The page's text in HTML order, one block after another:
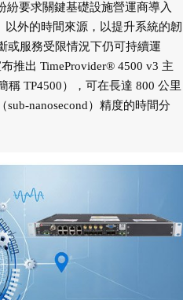
紛要求關鍵基礎設施營運商導入
以外的時間來源，以提升系統的韌
或服務受限情況下仍可持續運
推出 TimeProvider® 4500 v3 主
稱 TP4500），可在長達 800 公里
nanosecond）精度的時間分